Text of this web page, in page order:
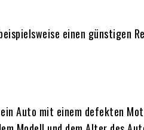
einen günstigen
Auto mit einem defekten